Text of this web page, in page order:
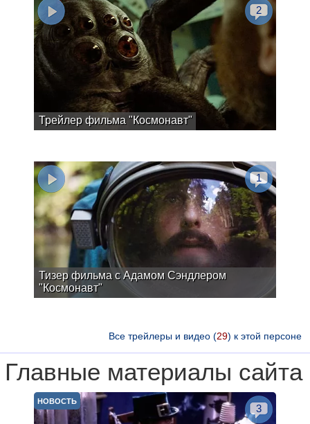
Трейлер фильма "Космонавт"
2
Тизер фильма с Адамом Сэндлером
"Космонавт"
1
Все трейлеры и видео (29) к этой персоне
Главные материалы сайта
НОВОСТЬ
3